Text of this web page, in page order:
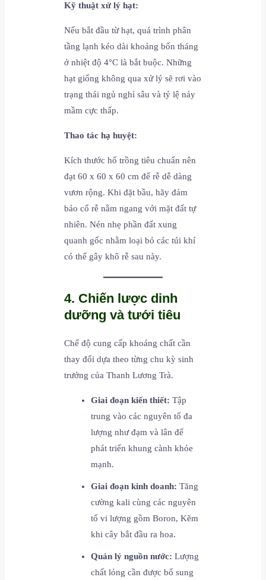
Kỹ thuật xử lý hạt:
Nếu bắt đầu từ hạt, quá trình phân
tầng lạnh kéo dài khoảng bốn tháng
ở nhiệt độ 4°C là bắt buộc. Những
hạt giống không qua xử lý sẽ rơi vào
trạng thái ngủ nghỉ sâu và tỷ lệ nảy
mầm cực thấp.
Thao tác hạ huyệt:
Kích thước hố trồng tiêu chuẩn nên
đạt 60 x 60 x 60 cm để rễ dễ dàng
vươn rộng. Khi đặt bầu, hãy đảm
bảo cổ rễ nằm ngang với mặt đất tự
nhiên. Nén nhẹ phần đất xung
quanh gốc nhằm loại bỏ các túi khí
có thể gây khô rễ sau này.
4. Chiến lược dinh
dưỡng và tưới tiêu
Chế độ cung cấp khoáng chất cần
thay đổi dựa theo từng chu kỳ sinh
trưởng của Thanh Lương Trà.
Giai đoạn kiến thiết: Tập
trung vào các nguyên tố đa
lượng như đạm và lân để
phát triển khung cành khỏe
mạnh.
Giai đoạn kinh doanh: Tăng
cường kali cùng các nguyên
tố vi lượng gồm Boron, Kẽm
khi cây bắt đầu ra hoa.
Quản lý nguồn nước: Lượng
chất lỏng cần được bổ sung